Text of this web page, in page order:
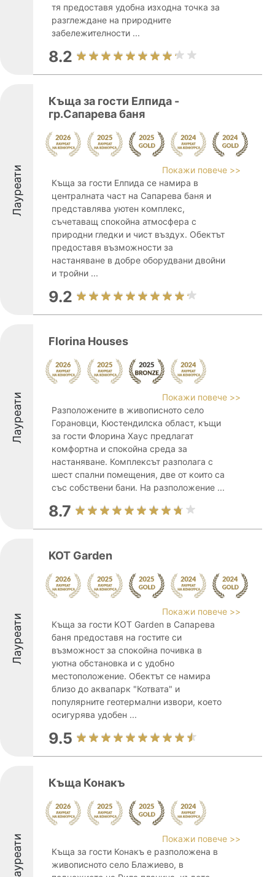
тя предоставя удобна изходна точка за
разглеждане на природните
забележителности ...
8.2
Лауреати
Къща за гости Елпида -
гр.Сапарева баня
Покажи повече >>
Къща за гости Елпида се намира в
централната част на Сапарева баня и
представлява уютен комплекс,
съчетаващ спокойна атмосфера с
природни гледки и чист въздух. Обектът
предоставя възможности за
настаняване в добре оборудвани двойни
и тройни ...
9.2
Лауреати
Florina Houses
Покажи повече >>
Разположените в живописното село
Горановци, Кюстендилска област, къщи
за гости Флорина Хаус предлагат
комфортна и спокойна среда за
настаняване. Комплексът разполага с
шест спални помещения, две от които са
със собствени бани. На разположение ...
8.7
Лауреати
KOT Garden
Покажи повече >>
Къща за гости KOT Garden в Сапарева
баня предоставя на гостите си
възможност за спокойна почивка в
уютна обстановка и с удобно
местоположение. Обектът се намира
близо до аквапарк "Котвата" и
популярните геотермални извори, което
осигурява удобен ...
9.5
Лауреати
Къща Конакъ
Покажи повече >>
Къща за гости Конакъ е разположена в
живописното село Блажиево, в